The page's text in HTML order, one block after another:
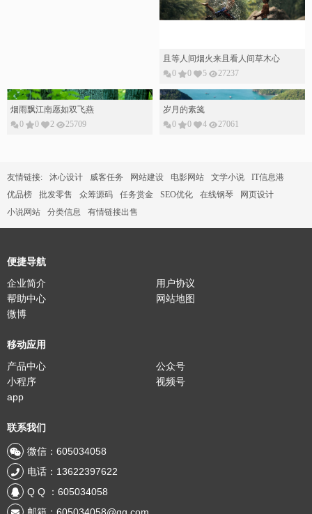
优品榜
批发零售 众筹源码 任务赏金 SEO优化 在线钢琴
网页设计
小说网站
分类信息 有情链接出售
企业简介
帮助中心
网站地图
微博
产品中心
小程序
视频号
app
电话：13622397622
Q Q ：605034058
邮箱：605034058@qq.com